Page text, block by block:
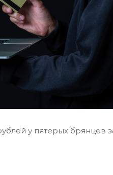
у пятерых брянцев